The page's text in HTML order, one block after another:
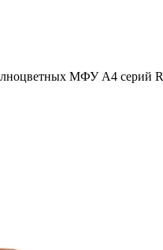
МФУ A4 серий